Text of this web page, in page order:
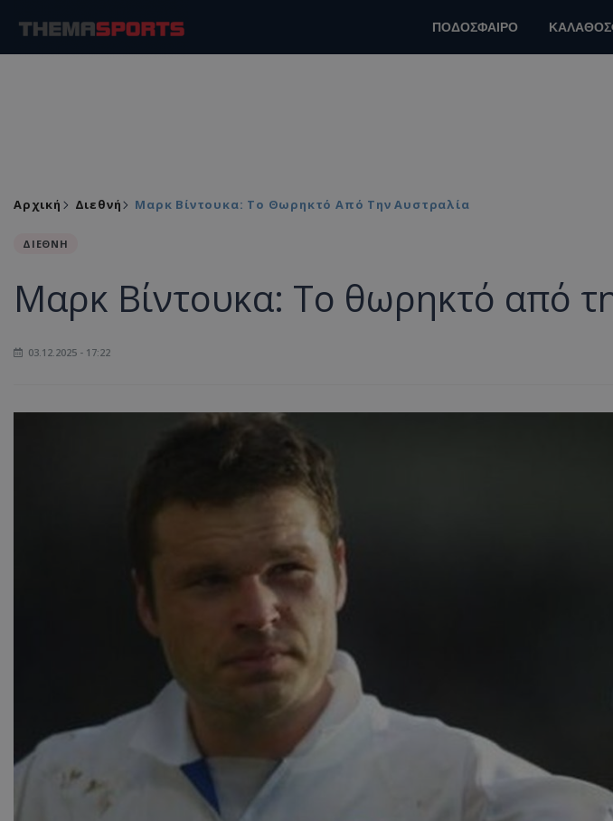
ΠΟΔΟΣΦΑΙΡΟ
Αρχική Διεθνή Μαρκ Βίντουκα: Το Θωρηκτό Από Την Αυστραλία
ΔΙΕΘΝΗ
Μαρκ Βίντουκα: Το θωρηκτό από
03.12.2025 - 17:22